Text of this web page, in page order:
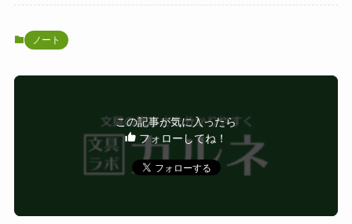
ノート
この記事が気に入ったら
フォローしてね！